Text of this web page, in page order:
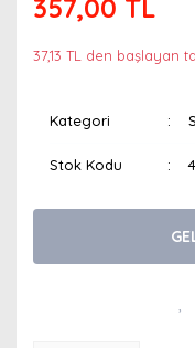
357,00 TL
37,13 TL den başlayan
Kategori
Stok Kodu